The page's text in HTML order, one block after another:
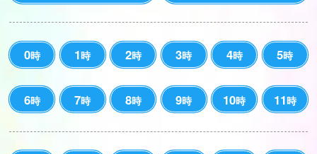
0時 1時 2時 3時 4時 5時
6時 7時 8時 9時 10時 11時